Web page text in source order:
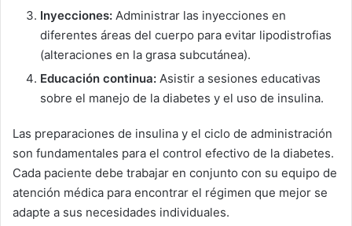
Inyecciones: Administrar las inyecciones en
diferentes áreas del cuerpo para evitar lipodistrofias
(alteraciones en la grasa subcutánea).
Educación continua: Asistir a sesiones educativas
sobre el manejo de la diabetes y el uso de insulina.
Las preparaciones de insulina y el ciclo de administración
son fundamentales para el control efectivo de la diabetes.
Cada paciente debe trabajar en conjunto con su equipo de
atención médica para encontrar el régimen que mejor se
adapte a sus necesidades individuales.